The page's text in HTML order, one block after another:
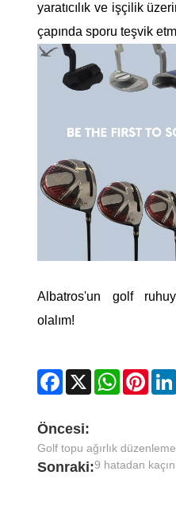
yaratıcılık ve işçilik
çapında sporu teşvik
Albatros'un golf
olalım!
Facebook
X WhatsApp
Öncesi:
Golf topu ağırlık
Sonraki:9 hatadan